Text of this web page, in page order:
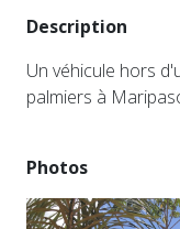
Description
Un véhicule hors
palmiers à
Photos